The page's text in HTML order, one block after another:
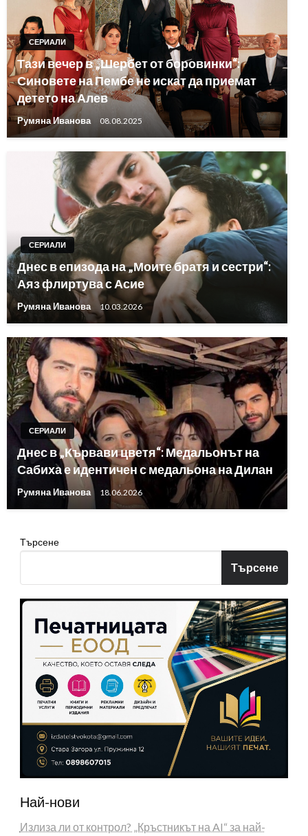
СЕРИАЛИ
Тази вечер в „Шербет от боровинки“:
Синовете на Пембе не искат да приемат
детето на Алев
Румяна Иванова 08.08.2025
СЕРИАЛИ
Днес в епизода на „Моите братя и сестри“:
Аяз флиртува с Асие
Румяна Иванова 10.03.2026
СЕРИАЛИ
Днес в „Кървави цветя“: Медальонът на
Сабиха е идентичен с медальона на Дилан
Румяна Иванова 18.06.2026
Търсене
Търсене
Най-нови
Излиза ли от контрол? „Кръстникът на AI“ за най-